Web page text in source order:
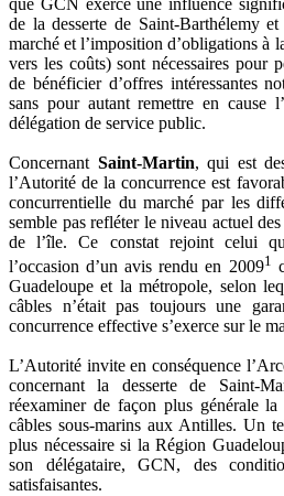
de la desserte de Saint-Barthélemy
marché et l’imposition d’obligations à
vers les coûts) sont nécessaires pour
de bénéficier d’offres intéressantes
sans pour autant remettre en cause
délégation de service public.
Concernant Saint-Martin, qui est
l’Autorité de la concurrence est
concurrentielle du marché par les
semble pas refléter le niveau actuel
de l’île. Ce constat rejoint celui
l’occasion d’un avis rendu en 20091
Guadeloupe et la métropole, selon
câbles n’était pas toujours une
concurrence effective s’exerce sur le
L’Autorité invite en conséquence
concernant la desserte de Saint-
réexaminer de façon plus générale
câbles sous-marins aux Antilles. Un
plus nécessaire si la Région
son délégataire, GCN, des
satisfaisantes.